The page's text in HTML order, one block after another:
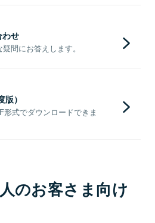
わせ
問にお答えします。
）
式でダウンロードできま
のお客さま向け